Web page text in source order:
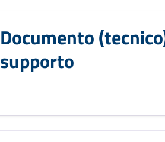
Documento
supporto